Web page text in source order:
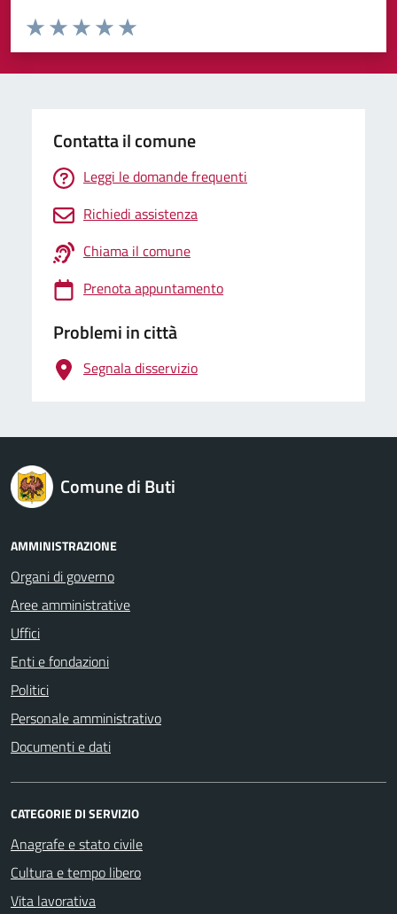
Valuta da 1 a 5 stelle la pagina
Valuta 5 stelle su 5
Valuta 4 stelle su 5
Valuta 3 stelle su 5
Valuta 2 stelle su 5
Valuta 1 stelle su 5
Contatta il comune
Leggi le domande frequenti
Richiedi assistenza
Chiama il comune
Prenota appuntamento
Problemi in città
Segnala disservizio
logo Unione Europea
Comune di Buti
AMMINISTRAZIONE
Organi di governo
Aree amministrative
Uffici
Enti e fondazioni
Politici
Personale amministrativo
Documenti e dati
CATEGORIE DI SERVIZIO
Anagrafe e stato civile
Cultura e tempo libero
Vita lavorativa